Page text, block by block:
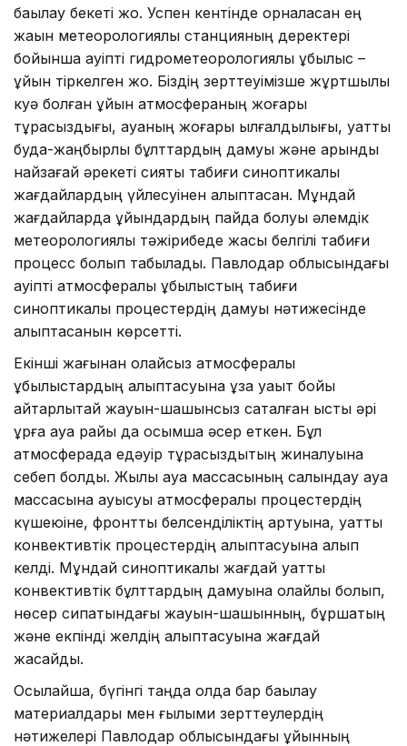
бақылау бекеті жоқ. Успен кентінде орналасқан ең
жақын метеорологиялық станцияның деректері
бойынша қауіпті гидрометеорологиялық құбылыс –
құйын тіркелген жоқ. Біздің зерттеуімізше жұртшылық
куә болған құйын атмосфераның жоғары
тұрақсыздығы, ауаның жоғары ылғалдылығы, қуатты
будақ-жаңбырлы бұлттардың дамуы және қарқынды
найзағай әрекеті сияқты табиғи синоптикалық
жағдайлардың үйлесуінен қалыптасқан. Мұндай
жағдайларда құйындардың пайда болуы әлемдік
метеорологиялық тәжірибеде жақсы белгілі табиғи
процесс болып табылады. Павлодар облысындағы
қауіпті атмосфералық құбылыстың табиғи
синоптикалық процестердің дамуы нәтижесінде
қалыптасқанын көрсетті.
Екінші жағынан қолайсыз атмосфералық
құбылыстардың қалыптасуына ұзақ уақыт бойы
айтарлықтай жауын-шашынсыз сақталған ыстық әрі
құрғақ ауа райы да қосымша әсер еткен. Бұл
атмосферада едәуір тұрақсыздықтың жиналуына
себеп болды. Жылы ауа массасының салқындау ауа
массасына ауысуы атмосфералық процестердің
күшеюіне, фронттық белсенділіктің артуына, қуатты
конвективтік процестердің қалыптасуына алып
келді. Мұндай синоптикалық жағдай қуатты
конвективтік бұлттардың дамуына қолайлы болып,
нөсер сипатындағы жауын-шашынның, бұршақтың
және екпінді желдің қалыптасуына жағдай
жасайды.
Осылайша, бүгінгі таңда қолда бар бақылау
материалдары мен ғылыми зерттеулердің
нәтижелері Павлодар облысындағы құйынның